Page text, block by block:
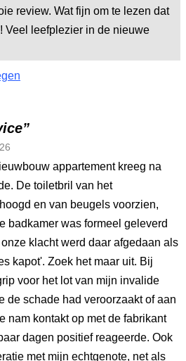
review. Wat fijn om te lezen dat
Veel leefplezier in de nieuwe
26
appartement kreeg na
De toiletbril van het
en van beugels voorzien,
badkamer was formeel geleverd
klacht werd daar afgedaan als
kapot'. Zoek het maar uit. Bij
voor het lot van mijn invalide
de schade had veroorzaakt of aan
nam kontakt op met de fabrikant
dagen positief reageerde. Ook
met mijn echtgenote, net als